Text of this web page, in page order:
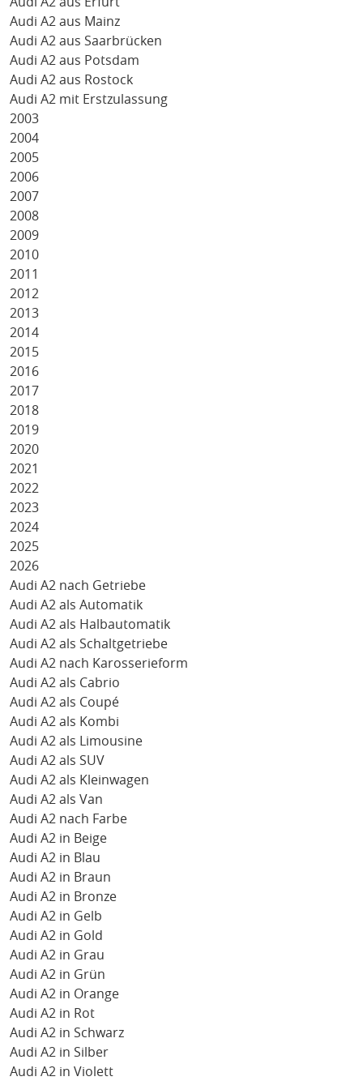
Audi A2 aus Mainz
Audi A2 aus Saarbrücken
Audi A2 aus Potsdam
Audi A2 aus Rostock
Audi A2 mit Erstzulassung
2003
2004
2005
2006
2007
2008
2009
2010
2011
2012
2013
2014
2015
2016
2017
2018
2019
2020
2021
2022
2023
2024
2025
2026
Audi A2 nach Getriebe
Audi A2 als Automatik
Audi A2 als Halbautomatik
Audi A2 als Schaltgetriebe
Audi A2 nach Karosserieform
Audi A2 als Cabrio
Audi A2 als Coupé
Audi A2 als Kombi
Audi A2 als Limousine
Audi A2 als SUV
Audi A2 als Kleinwagen
Audi A2 als Van
Audi A2 nach Farbe
Audi A2 in Beige
Audi A2 in Blau
Audi A2 in Braun
Audi A2 in Bronze
Audi A2 in Gelb
Audi A2 in Gold
Audi A2 in Grau
Audi A2 in Grün
Audi A2 in Orange
Audi A2 in Rot
Audi A2 in Schwarz
Audi A2 in Silber
Audi A2 in Violett